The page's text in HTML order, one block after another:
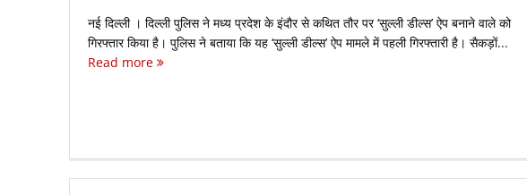
नई दिल्ली । दिल्ली पुलिस ने मध्य प्रदेश के इंदौर से कथित तौर पर ‘सुल्ली डील्स’ ऐप बनाने वाले को
गिरफ्तार किया है। पुलिस ने बताया कि यह ‘सुल्ली डील्स’ ऐप मामले में पहली गिरफ्तारी है। सैकड़ों...
Read more